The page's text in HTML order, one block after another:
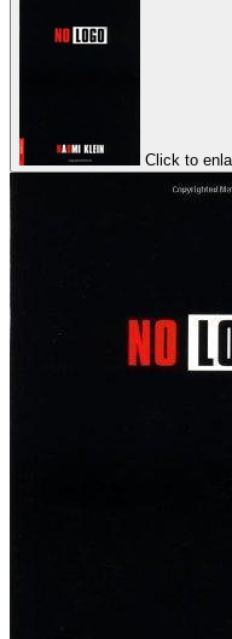
Click to